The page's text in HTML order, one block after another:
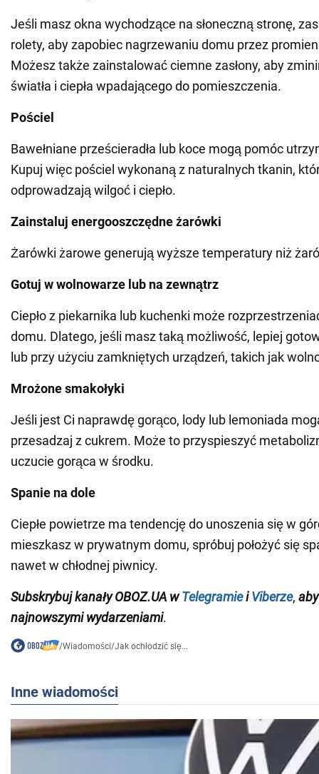
Jeśli masz okna wychodzące na słoneczną stronę,
rolety, aby zapobiec nagrzewaniu domu przez
Możesz także zainstalować ciemne zasłony, aby
światła i ciepła wpadającego do pomieszczenia.
Pościel
Bawełniane prześcieradła lub koce mogą pomóc
Kupuj więc pościel wykonaną z naturalnych tkanin,
odprowadzają wilgoć i ciepło.
Zainstaluj energooszczędne żarówki
Żarówki żarowe generują wyższe temperatury niż
Gotuj w wolnowarze lub na zewnątrz
Ciepło z piekarnika lub kuchenki może
domu. Dlatego, jeśli masz taką możliwość, lepiej
lub przy użyciu zamkniętych urządzeń, takich jak
Mrożone smakołyki
Jeśli jest Ci naprawdę gorąco, lody lub lemoniada
przesadzaj z cukrem. Może to przyspieszyć
uczucie gorąca w środku.
Spanie na dole
Ciepłe powietrze ma tendencję do unoszenia się w
mieszkasz w prywatnym domu, spróbuj położyć się
nawet w chłodnej piwnicy.
Subskrybuj kanały OBOZ.UA wTelegramieiViberze,
najnowszymi wydarzeniami.
/Wiadomości/Jak ochłodzić się...
Inne wiadomości